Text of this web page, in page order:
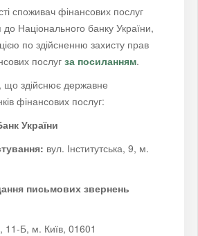
споживач фінансових послуг
Національного банку України,
по здійсненню захисту прав
послуг за посиланням.
що здійснює державне
фінансових послуг:
України
вул. Інститутська, 9, м.
письмових звернень
11-Б, м. Київ, 01601